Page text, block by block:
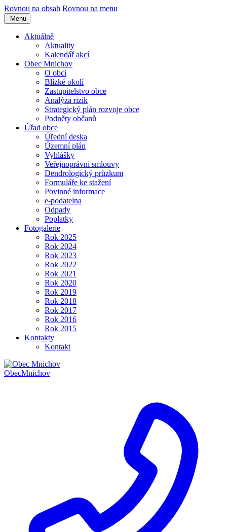
Rovnou na obsah Rovnou na menu
Menu
Aktuálně
Aktuality
Kalendář akcí
Obec Mnichov
O obci
Blízké okolí
Zastupitelstvo obce
Analýza rizik
Strategický plán rozvoje obce
Podněty občanů
Úřad obce
Úřední deska
Územní plán
Vyhlášky
Veřejnoprávní smlouvy
Dendrologický průzkum
Formuláře ke stažení
Povinné informace
e-podatelna
Odpady
Poplatky
Fotogalerie
Rok 2025
Rok 2024
Rok 2023
Rok 2022
Rok 2021
Rok 2020
Rok 2019
Rok 2018
Rok 2017
Rok 2016
Rok 2015
Kontakty
Kontakt
ObecMnichov